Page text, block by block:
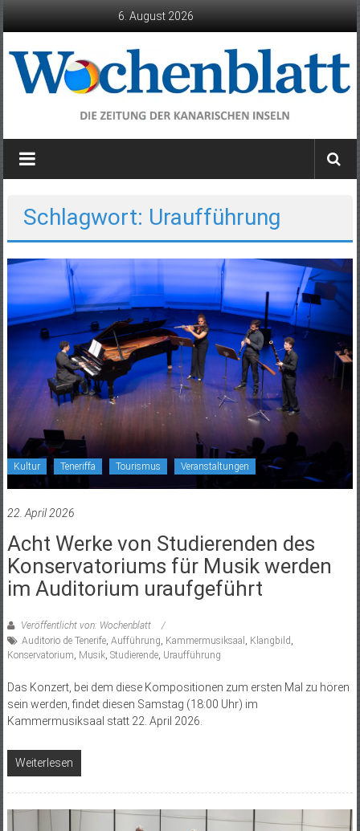
6. August 2026
Wochenblatt
die
Kanarischen
Inseln
Schlagwort: Uraufführung
Kultur Teneriffa Tourismus Veranstaltungen
22. April 2026
Acht Werke von Studierenden des
Konservatoriums für Musik werden
im Auditorium uraufgeführt
Veröffentlicht von: Wochenblatt
Auditorio de Tenerife, Aufführung Kammermusiksaal Klangbild
Konservatorium Musik, Studierende, Uraufführung
Das Konzert, bei dem diese Kompositionen zum ersten Mal zu hören
sein werden, findet diesen Samstag (18:00 Uhr) im
Kammermusiksaal statt 22. April 2026.
Weiterlesen